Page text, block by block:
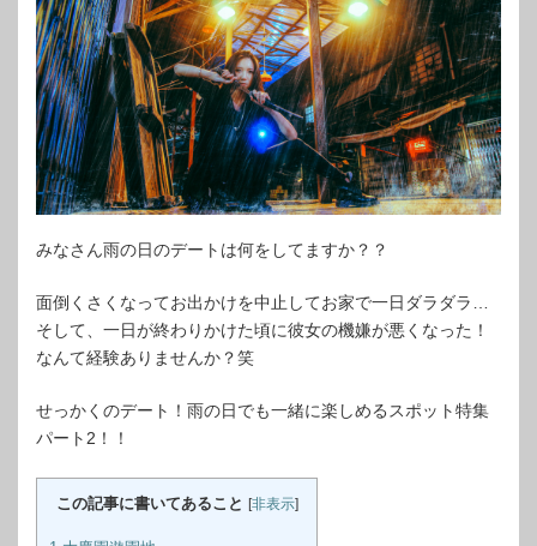
みなさん雨の日のデートは何をしてますか？？
面倒くさくなってお出かけを中止してお家で一日ダラダラ…
そして、一日が終わりかけた頃に彼女の機嫌が悪くなった！
なんて経験ありませんか？笑
せっかくのデート！雨の日でも一緒に楽しめるスポット特集
パート2！！
この記事に書いてあること [非表示]